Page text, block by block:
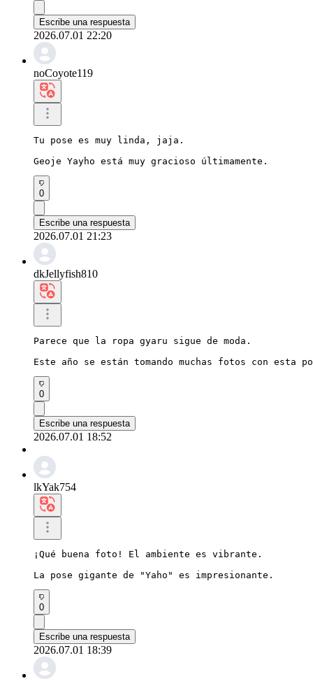
Escribe una respuesta
2026.07.01 22:20
noCoyote119
Tu pose es muy linda, jaja.
Geoje Yayho está muy gracioso últimamente.
0
Escribe una respuesta
2026.07.01 21:23
dkJellyfish810
Parece que la ropa gyaru sigue de moda.
Este año se están tomando muchas fotos con esta
0
Escribe una respuesta
2026.07.01 18:52
lkYak754
¡Qué buena foto! El ambiente es vibrante.
La pose gigante de "Yaho" es impresionante.
0
Escribe una respuesta
2026.07.01 18:39